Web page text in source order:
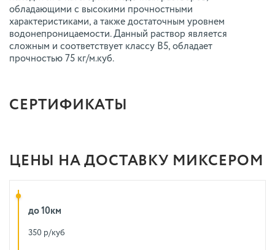
обладающими с высокими прочностными
характеристиками, а также достаточным уровнем
водонепроницаемости. Данный раствор является
сложным и соответствует классу В5, обладает
прочностью 75 кг/м.куб.
СЕРТИФИКАТЫ
ЦЕНЫ НА ДОСТАВКУ МИКСЕРОМ
до 10км
350 р/куб